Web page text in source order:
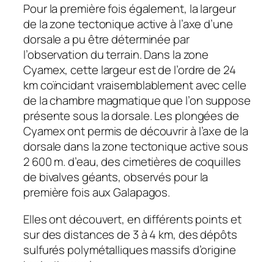
Pour la première fois également, la largeur
de la zone tectonique active à l’axe d’une
dorsale a pu être déterminée par
l’observation du terrain. Dans la zone
Cyamex, cette largeur est de l’ordre de 24
km coïncidant vraisemblablement avec celle
de la chambre magmatique que l’on suppose
présente sous la dorsale. Les plongées de
Cyamex ont permis de découvrir à l’axe de la
dorsale dans la zone tectonique active sous
2 600 m. d’eau, des cimetières de coquilles
de bivalves géants, observés pour la
première fois aux Galapagos.
Elles ont découvert, en différents points et
sur des distances de 3 à 4 km, des dépôts
sulfurés polymétalliques massifs d’origine